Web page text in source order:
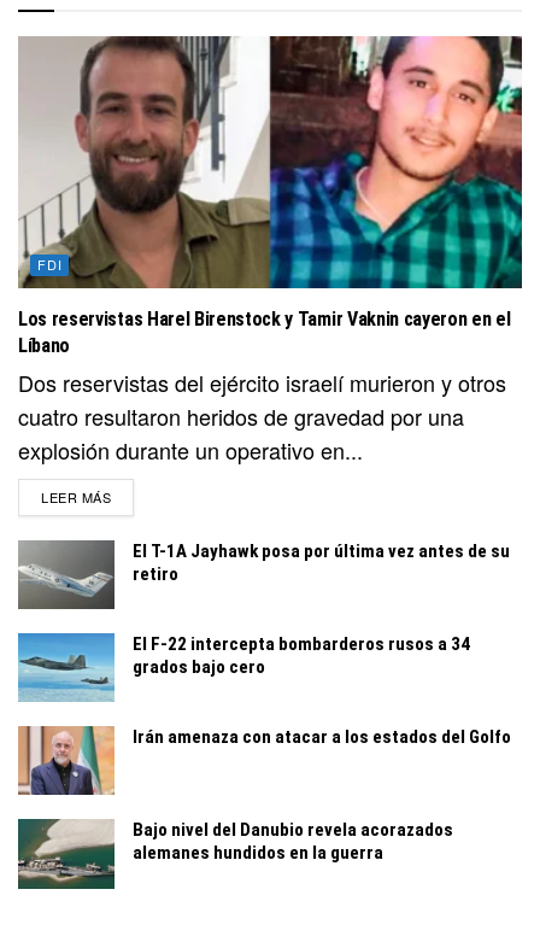
FDI
Los reservistas Harel Birenstock y Tamir Vaknin cayeron en el
Líbano
Dos reservistas del ejército israelí murieron y otros
cuatro resultaron heridos de gravedad por una
explosión durante un operativo en...
LEER MÁSDETAILS
El T-1A Jayhawk posa por última vez antes de su
retiro
El F-22 intercepta bombarderos rusos a 34
grados bajo cero
Irán amenaza con atacar a los estados del Golfo
Bajo nivel del Danubio revela acorazados
alemanes hundidos en la guerra